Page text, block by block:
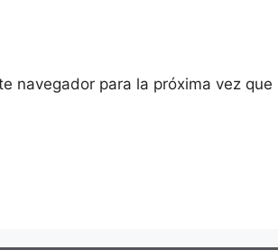
navegador para la próxima vez que